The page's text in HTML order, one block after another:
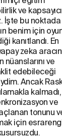
ve
İşte bu noktada
benim için
kanıtlandı. En
zeka
nüanslarını ve
edebileceği
Ancak Rask
kalmadı,
ve
tonunu
için